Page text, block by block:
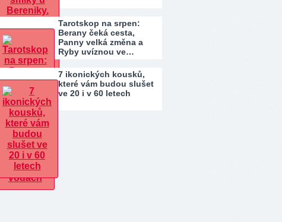
Tarotskop na srpen:
Berany čeká cesta,
Panny velká změna a
Ryby uvíznou ve…
7 ikonických kousků,
které vám budou slušet
ve 20 i v 60 letech